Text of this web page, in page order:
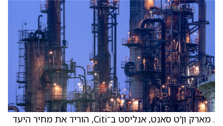
. מארק ון’ט סאנט, אנליסט ב־Citi, הוריד את מחיר היעד